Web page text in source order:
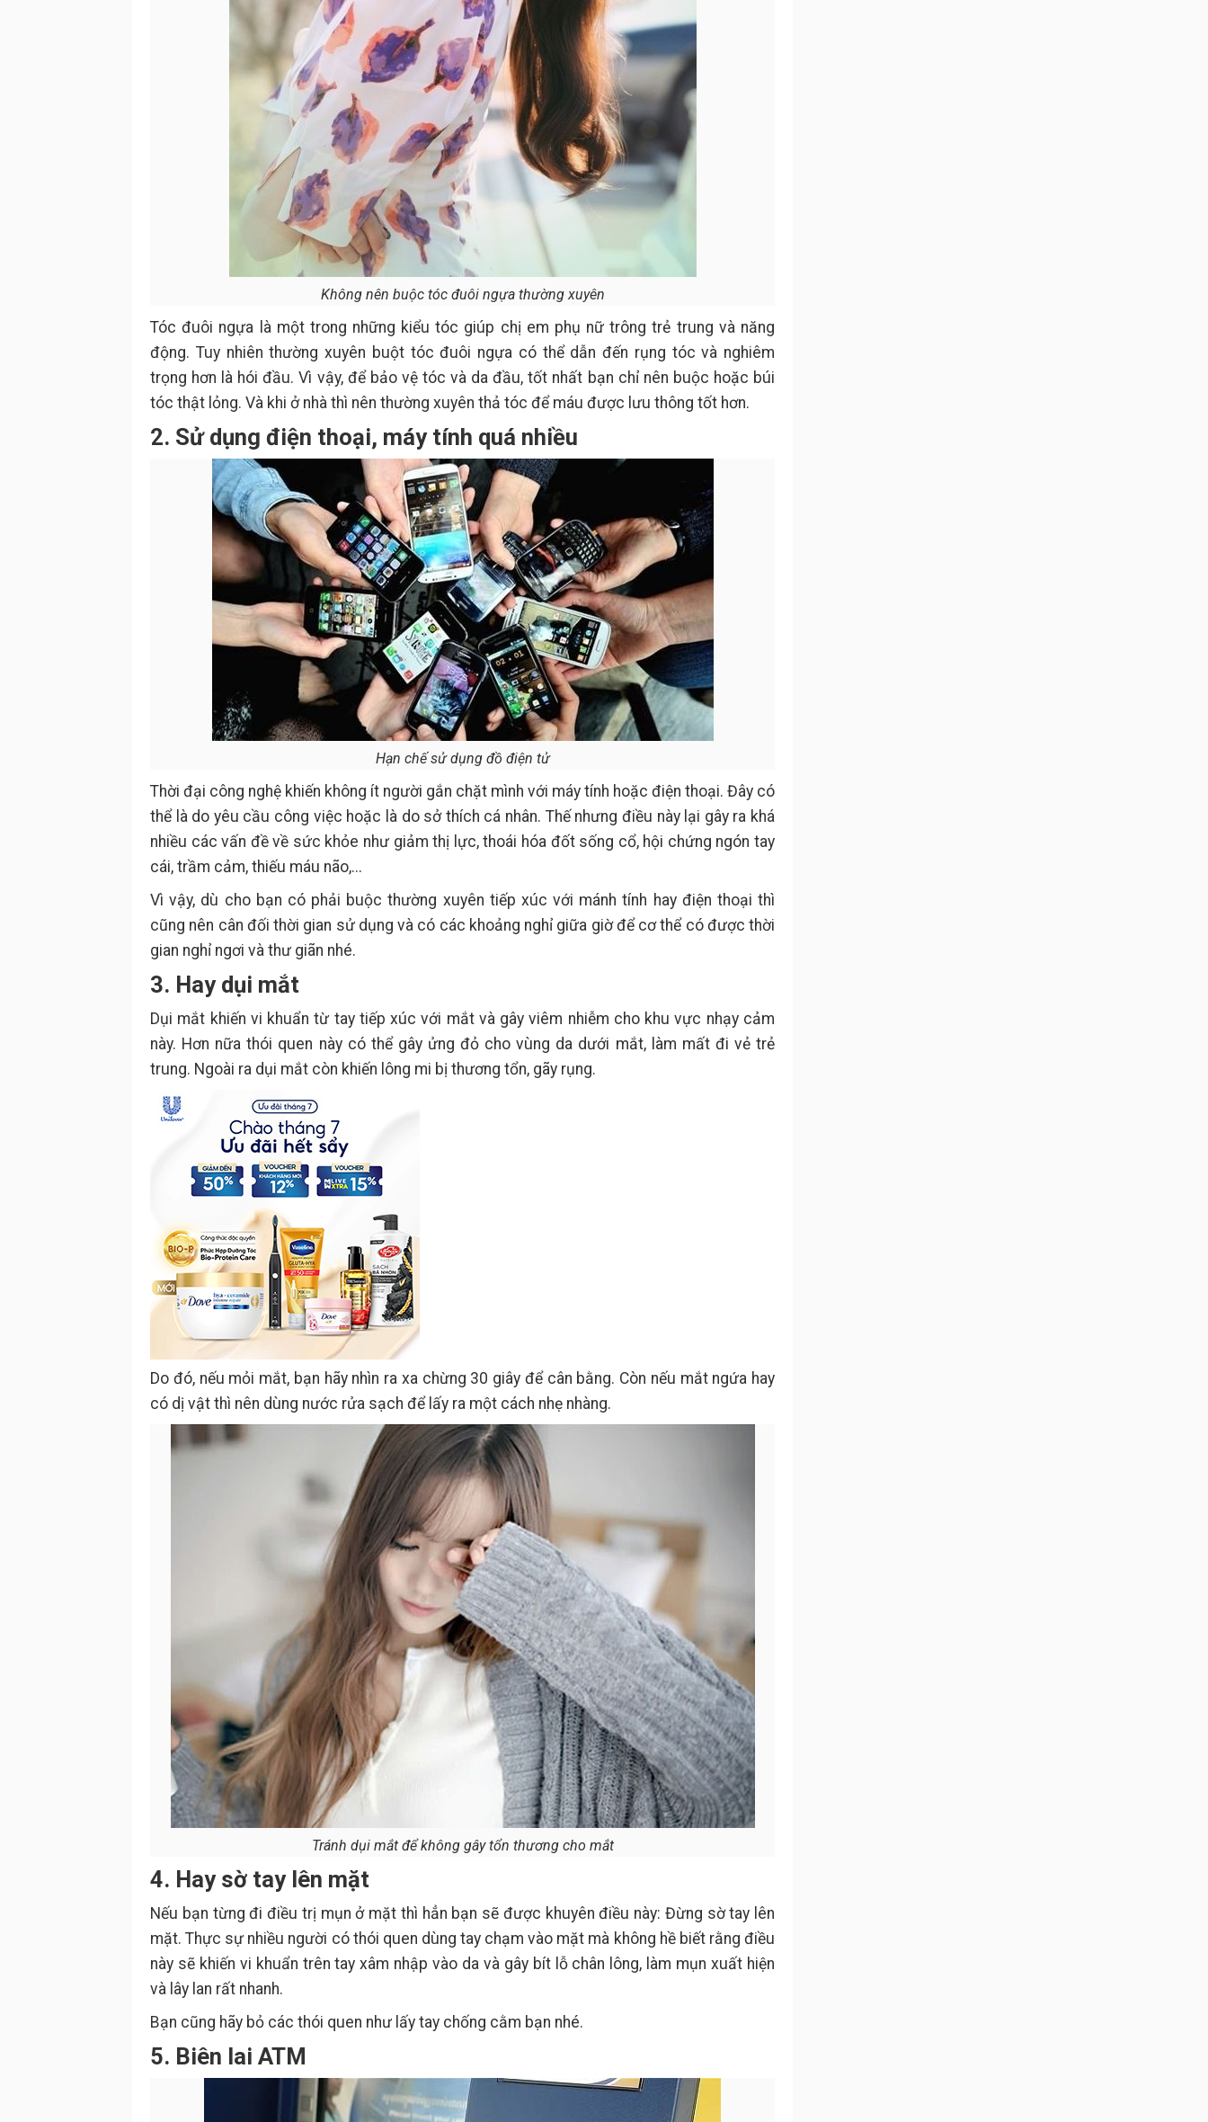
Không nên buộc tóc đuôi ngựa thường xuyên
Tóc đuôi ngựa là một trong những kiểu tóc giúp chị em phụ nữ trông trẻ trung và năng
động. Tuy nhiên thường xuyên buột tóc đuôi ngựa có thể dẫn đến rụng tóc và nghiêm
trọng hơn là hói đầu. Vì vậy, để bảo vệ tóc và da đầu, tốt nhất bạn chỉ nên buộc hoặc búi
tóc thật lỏng. Và khi ở nhà thì nên thường xuyên thả tóc để máu được lưu thông tốt hơn.
2. Sử dụng điện thoại, máy tính quá nhiều
Hạn chế sử dụng đồ điện tử
Thời đại công nghệ khiến không ít người gắn chặt mình với máy tính hoặc điện thoại. Đây có
thể là do yêu cầu công việc hoặc là do sở thích cá nhân. Thế nhưng điều này lại gây ra khá
nhiều các vấn đề về sức khỏe như giảm thị lực, thoái hóa đốt sống cổ, hội chứng ngón tay
cái, trầm cảm, thiếu máu não,...
Vì vậy, dù cho bạn có phải buộc thường xuyên tiếp xúc với mánh tính hay điện thoại thì
cũng nên cân đối thời gian sử dụng và có các khoảng nghỉ giữa giờ để cơ thể có được thời
gian nghỉ ngơi và thư giãn nhé.
3. Hay dụi mắt
Dụi mắt khiến vi khuẩn từ tay tiếp xúc với mắt và gây viêm nhiễm cho khu vực nhạy cảm
này. Hơn nữa thói quen này có thể gây ửng đỏ cho vùng da dưới mắt, làm mất đi vẻ trẻ
trung. Ngoài ra dụi mắt còn khiến lông mi bị thương tổn, gãy rụng.
Do đó, nếu mỏi mắt, bạn hãy nhìn ra xa chừng 30 giây để cân bằng. Còn nếu mắt ngứa hay
có dị vật thì nên dùng nước rửa sạch để lấy ra một cách nhẹ nhàng.
Tránh dụi mắt để không gây tổn thương cho mắt
4. Hay sờ tay lên mặt
Nếu bạn từng đi điều trị mụn ở mặt thì hẳn bạn sẽ được khuyên điều này: Đừng sờ tay lên
mặt. Thực sự nhiều người có thói quen dùng tay chạm vào mặt mà không hề biết rằng điều
này sẽ khiến vi khuẩn trên tay xâm nhập vào da và gây bít lỗ chân lông, làm mụn xuất hiện
và lây lan rất nhanh.
Bạn cũng hãy bỏ các thói quen như lấy tay chống cằm bạn nhé.
5. Biên lai ATM